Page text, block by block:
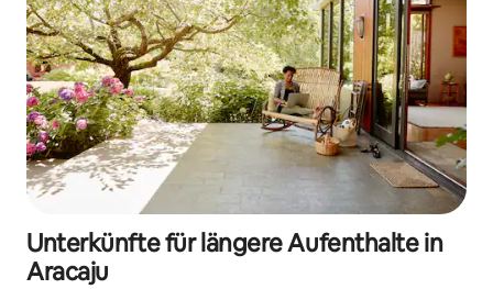
Unterkünfte für längere Aufenthalte in
Aracaju